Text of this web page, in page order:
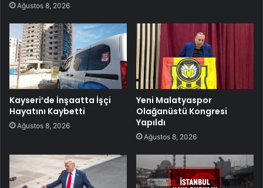
Ağustos 8, 2026
Kayseri’de İnşaatta İşçi
Hayatını Kaybetti
Ağustos 8, 2026
Yeni Malatyaspor
Olağanüstü Kongresi
Yapıldı
Ağustos 8, 2026